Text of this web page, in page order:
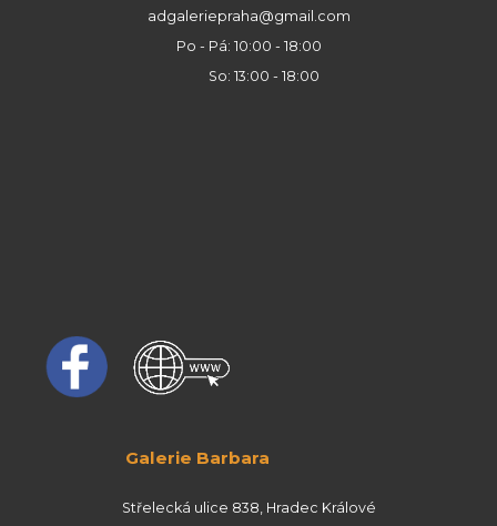
adgaleriepraha@gmail.com
Po - Pá: 10:00 - 18:00
So: 13:00 - 18:00
Galerie Barbara
Střelecká ulice 838, Hradec Králové